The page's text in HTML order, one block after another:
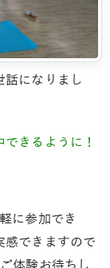
話になりまし
きるように！
に参加でき
感できますので